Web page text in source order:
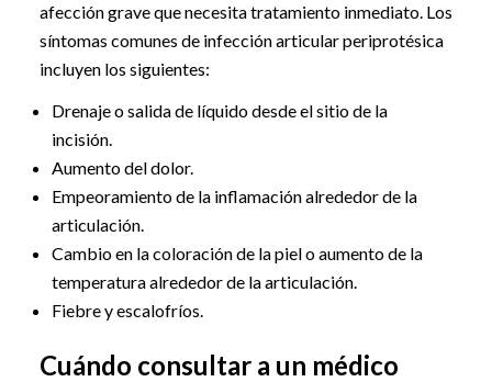
afección grave que necesita tratamiento inmediato. Los
síntomas comunes de infección articular periprotésica
incluyen los siguientes:
Drenaje o salida de líquido desde el sitio de la
incisión.
Aumento del dolor.
Empeoramiento de la inflamación alrededor de la
articulación.
Cambio en la coloración de la piel o aumento de la
temperatura alrededor de la articulación.
Fiebre y escalofríos.
Cuándo consultar a un médico